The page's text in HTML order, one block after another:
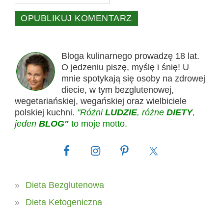
Bloga kulinarnego prowadzę 18 lat.
O jedzeniu piszę, myślę i śnię! U
mnie spotykają się osoby na zdrowej
diecie, w tym bezglutenowej,
wegetariańskiej, wegańskiej oraz wielbiciele
polskiej kuchni. "Różni LUDZIE, różne DIETY,
jeden BLOG" to moje motto.
Dieta Bezglutenowa
Dieta Ketogeniczna